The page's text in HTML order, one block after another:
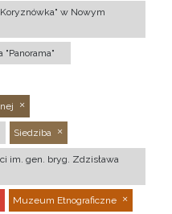
w Nowym
"Panorama"
Siedziba
im. gen. bryg. Zdzisława
Muzeum Etnograficzne